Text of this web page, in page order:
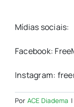
Mídias sociais:
Facebook:
Instagram:
Por ACE Diadema |